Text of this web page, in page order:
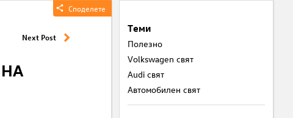
Споделете
Next Post
Теми
Полезнo
Volkswagen свят
Audi свят
Автомобилен свят